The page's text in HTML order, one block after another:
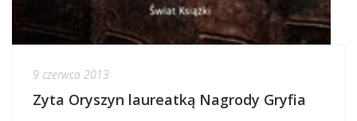
9 czerwca 2013
Zyta Oryszyn laureatką Nagrody Gryfia